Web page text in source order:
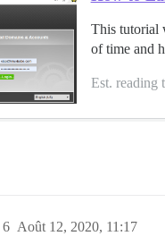
This tutorial
of time and
Est. reading
Août 12, 2020, 11:17
6